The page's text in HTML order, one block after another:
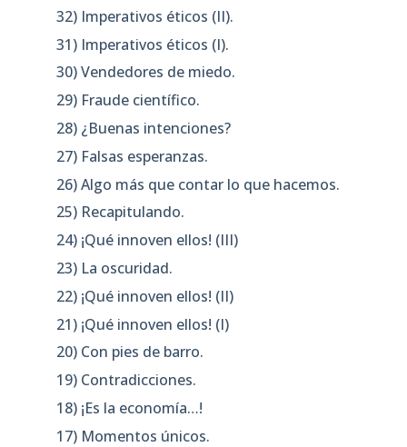
32) Imperativos éticos (II).
31) Imperativos éticos (I).
30) Vendedores de miedo.
29) Fraude científico.
28) ¿Buenas intenciones?
27) Falsas esperanzas.
26) Algo más que contar lo que hacemos.
25) Recapitulando.
24) ¡Qué innoven ellos! (III)
23) La oscuridad.
22) ¡Qué innoven ellos! (II)
21) ¡Qué innoven ellos! (I)
20) Con pies de barro.
19) Contradicciones.
18) ¡Es la economía…!
17) Momentos únicos.